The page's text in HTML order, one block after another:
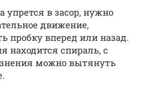
упрется в засор, нужно
движение,
пробку вперед или назад.
находится спираль, с
можно вытянуть